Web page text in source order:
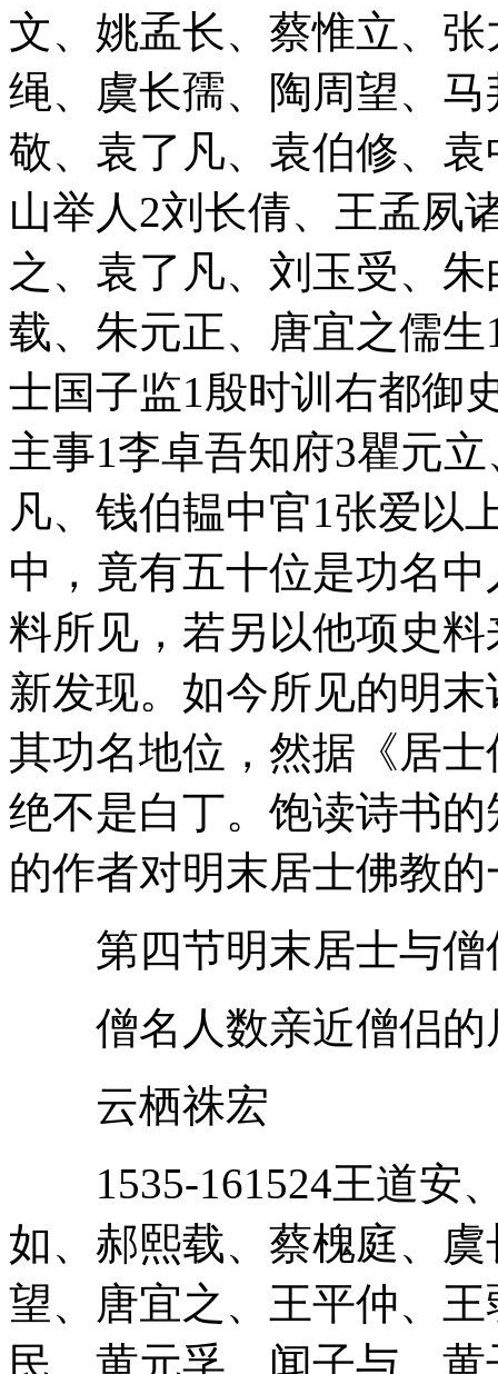
文、姚孟长、蔡惟立、
绳、虞长孺、陶周望、
敬、袁了凡、袁伯修、
山举人2刘长倩、王孟夙
之、袁了凡、刘玉受、
载、朱元正、唐宜之儒
士国子监1殷时训右都御
主事1李卓吾知府3瞿元
凡、钱伯韫中官1张爱以
中，竟有五十位是功名
料所见，若另以他项史
新发现。如今所见的明
其功名地位，然据《居
绝不是白丁。饱读诗书
的作者对明末居士佛教
第四节明末居士与僧
僧名人数亲近僧侣的
云栖祩宏
1535-161524王道安
如、郝熙载、蔡槐庭、
望、唐宜之、王平仲、
民、黄元孚、闻子与、